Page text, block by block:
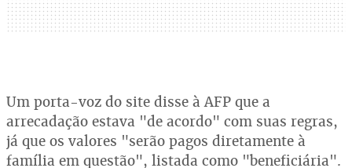
Um porta-voz do site disse à AFP que a
arrecadação estava "de acordo" com suas regras,
já que os valores "serão pagos diretamente à
família em questão", listada como "beneficiária".